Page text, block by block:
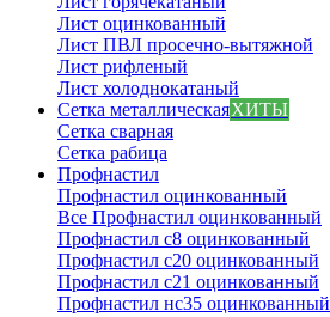
Лист оцинкованный
Лист ПВЛ просечно-вытяжной
Лист рифленый
Лист холоднокатаный
Сетка металлическаяХИТЫ
Сетка сварная
Сетка рабица
Профнастил
Профнастил оцинкованный
Все Профнастил оцинкованный
Профнастил с8 оцинкованный
Профнастил с20 оцинкованный
Профнастил с21 оцинкованный
Профнастил нс35 оцинкованный